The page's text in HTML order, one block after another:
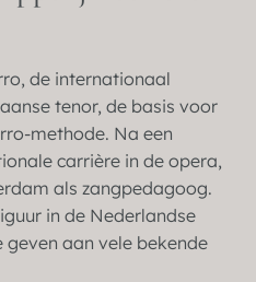
de internationaal
tenor, de basis voor
methode. Na een
carrière in de opera,
als zangpedagoog.
in de Nederlandse
aan vele bekende